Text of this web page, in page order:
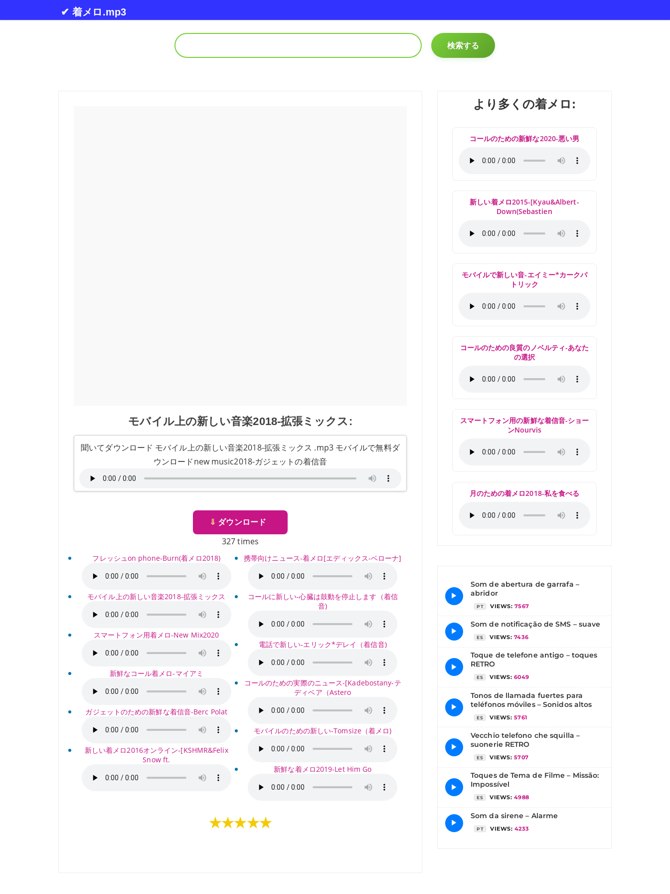
✔ 着メロ.mp3
検索する
モバイル上の新しい音楽2018-拡張ミックス:
聞いてダウンロード モバイル上の新しい音楽2018-拡張ミックス .mp3 モバイルで無料ダ
ウンロードnew music2018-ガジェットの着信音
⇓ ダウンロード
327 times
フレッシュon phone-Burn(着メロ2018)
モバイル上の新しい音楽2018-拡張ミックス
スマートフォン用着メロ-New Mix2020
新鮮なコール着メロ-マイアミ
ガジェットのための新鮮な着信音-Berc Polat
新しい着メロ2016オンライン-[KSHMR&Felix
Snow ft.
携帯向けニュース-着メロ[エディックス-ベローナ]
コールに新しい-心臓は鼓動を停止します（着信
音)
電話で新しい-エリック*デレイ（着信音)
コールのための実際のニュース-[Kadebostany-テ
ディベア（Astero
モバイルのための新しい-Tomsize（着メロ)
新鮮な着メロ2019-Let Him Go
★★★★★
より多くの着メロ:
コールのための新鮮な2020-悪い男
新しい着メロ2015-[Kyau&Albert-
Down(Sebastien
モバイルで新しい音-エイミー*カークパ
トリック
コールのための良質のノベルティ-あなた
の選択
スマートフォン用の新鮮な着信音-ショー
ンNourvis
月のための着メロ2018-私を食べる
▶
Som de abertura de garrafa –
abridor
PT VIEWS: 7567
▶
Som de notificação de SMS – suave
ES VIEWS: 7436
▶
Toque de telefone antigo – toques
RETRO
ES VIEWS: 6049
▶
Tonos de llamada fuertes para
teléfonos móviles – Sonidos altos
ES VIEWS: 5761
▶
Vecchio telefono che squilla –
suonerie RETRO
ES VIEWS: 5707
▶
Toques de Tema de Filme – Missão:
Impossível
ES VIEWS: 4988
▶
Som da sirene – Alarme
PT VIEWS: 4233